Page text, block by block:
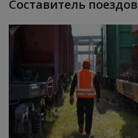
Составитель поездов